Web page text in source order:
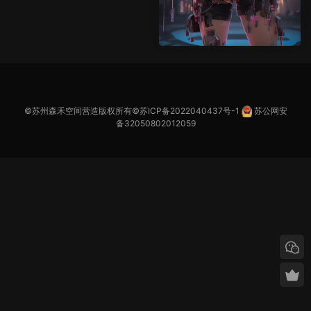
©苏州森禾空间营造版权所有©苏ICP备2022040437号-1
苏公网安
备32050802012059